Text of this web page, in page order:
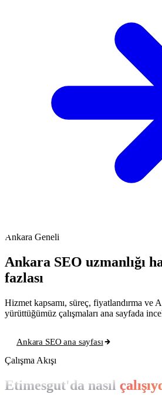
Ankara Geneli
Ankara SEO uzmanlığı
fazlası
Hizmet kapsamı, süreç, fiyatlandırma ve
yürüttüğümüz çalışmaları ana sayfada
Ankara SEO ana sayfası
Çalışma Akışı
Etimesgut'da nasıl